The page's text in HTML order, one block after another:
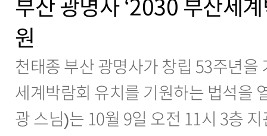
부산 광명사 ‘2030 부산세계
원
천태종 부산 광명사가 창립 53주년을
세계박람회 유치를 기원하는 법석을
광 스님)는 10월 9일 오전 11시 3층